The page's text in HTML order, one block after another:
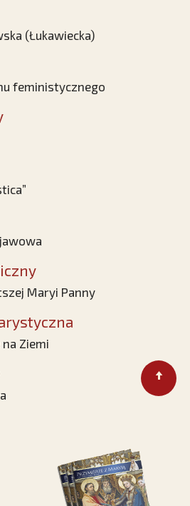
(Łukawiecka)
feministycznego
Maryi Panny
Ziemi